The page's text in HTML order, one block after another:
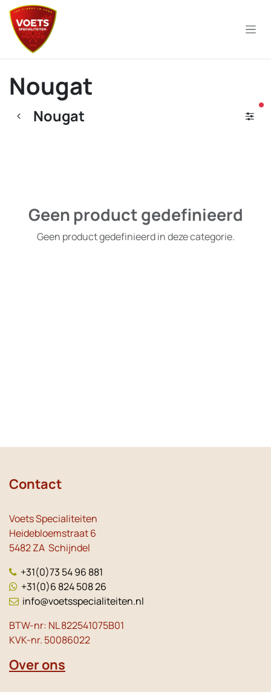
Overslaan naar inhoud
Nougat
Nougat
Geen product gedefinieerd
Geen product gedefinieerd in deze categorie.
Contact
Voets Specialiteiten
Heidebloemstraat 6
5482 ZA Schijndel
+31(0)73 54 96 881
+31(0)6 824 508 26
info@voetsspecialiteiten.nl
BTW-nr: NL 822541075B01
KVK-nr. 50086022
Over ons